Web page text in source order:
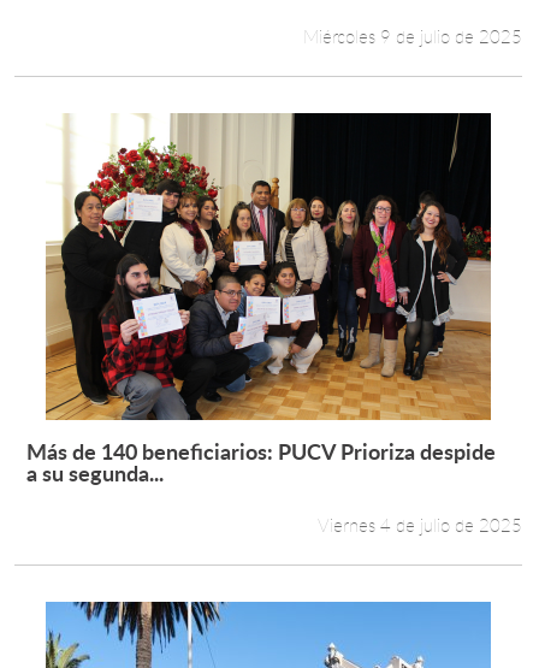
Funcionarios
English
Miércoles 9 de julio de 2025
Leer más +
Más de 140 beneficiarios: PUCV Prioriza despide
a su segunda...
Viernes 4 de julio de 2025